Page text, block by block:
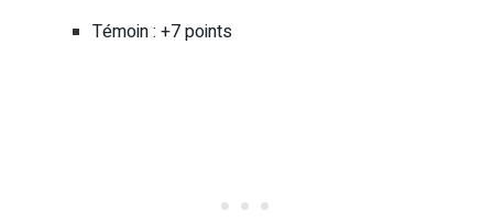
Témoin : +7 points